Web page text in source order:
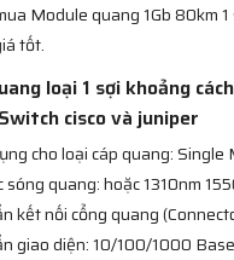
Module quang 1Gb 80km
tốt.
loại 1 sợi khoảng
cisco và juniper
cho loại cáp quang: Single
sóng quang: hoặc 1310nm
kết nối cổng quang
giao diện: 10/100/1000